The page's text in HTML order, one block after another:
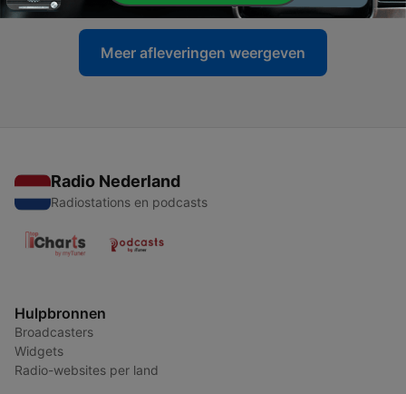
Meer afleveringen weergeven
Radio Nederland
Radiostations en podcasts
Hulpbronnen
Broadcasters
Widgets
Radio-websites per land